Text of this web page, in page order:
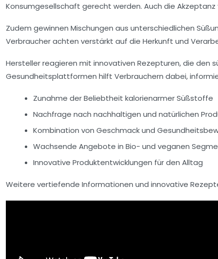
Konsumgesellschaft gerecht werden. Auch die
Zudem gewinnen Mischungen aus unterschiedlichen
Verbraucher achten verstärkt auf die Herkunft und
Hersteller reagieren mit innovativen Rezepturen, die den
Gesundheitsplattformen hilft Verbrauchern dabei,
Zunahme der Beliebtheit kalorienarmer Süßstoffe
Nachfrage nach nachhaltigen und natürlichen
Kombination von Geschmack und
Wachsende Angebote in Bio- und veganen
Innovative Produktentwicklungen für den Alltag
Weitere vertiefende Informationen und innovative